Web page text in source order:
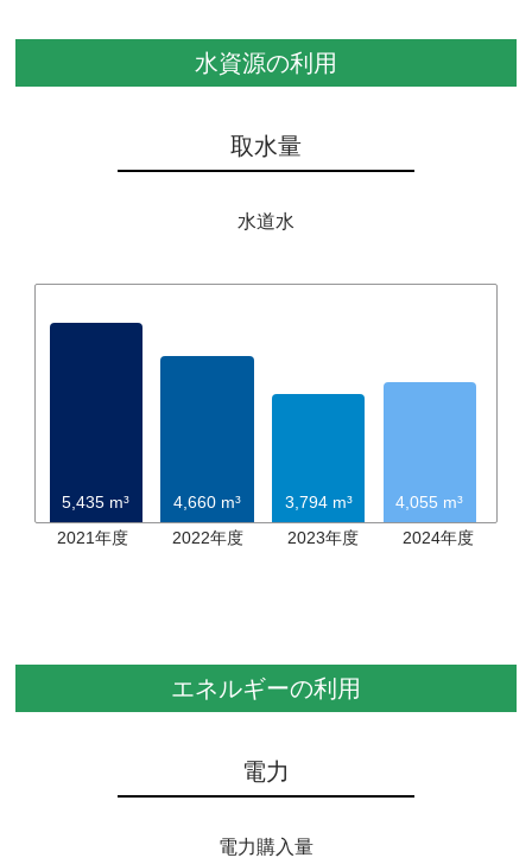
水資源の利用
取水量
水道水
5,435 m³ 4,660 m³ 3,794 m³
4,055 m³
2021年度
2022年度 2023年度 2024年度
エネルギーの利用
電力
電力購入量